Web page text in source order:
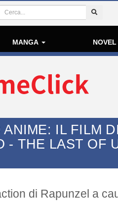
MANGA NOVEL
ANIME: IL FILM
- THE LAST OF
di Rapunzel a